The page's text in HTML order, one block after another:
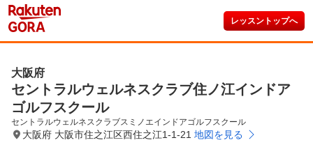
レッスントップへ
大阪府
セントラルウェルネスクラブ住ノ江インドア
ゴルフスクール
セントラルウェルネスクラブスミノエインドアゴルフスクール
大阪府 大阪市住之江区西住之江1-1-21 地図を見る